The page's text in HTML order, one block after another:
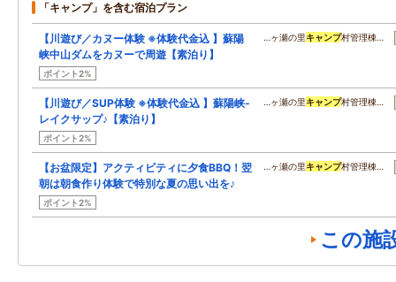
「キャンプ」を含む宿泊プラン
【川遊び／カヌー体験 ※体験代金込 】蘇陽
峡中山ダムをカヌーで周遊【素泊り】
ポイント2%
…ヶ瀬の里キャンプ村管理棟…
【川遊び／SUP体験 ※体験代金込 】蘇陽峡-
レイクサップ♪【素泊り】
ポイント2%
…ヶ瀬の里キャンプ村管理棟…
【お盆限定】アクティビティに夕食BBQ！翌
朝は朝食作り体験で特別な夏の思い出を♪
ポイント2%
…ヶ瀬の里キャンプ村管理棟…
この施